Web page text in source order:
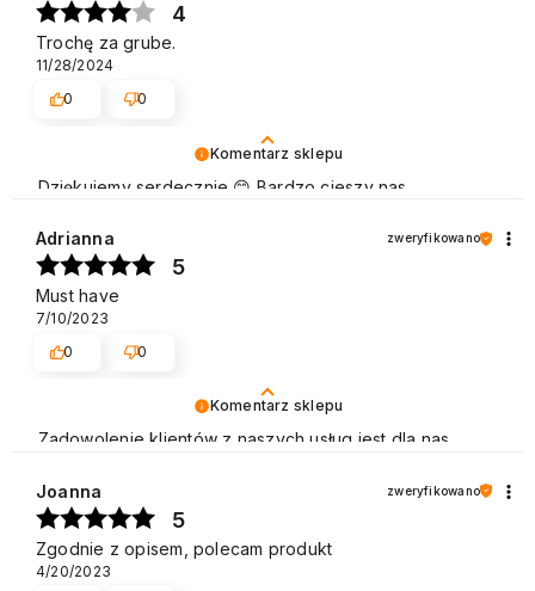
Komentarz sklepu
Dziękujemy serdecznie 😊 Bardzo cieszy nas
Pozdrawiamy
4
Trochę za grube.
11/28/2024
0
0
Komentarz sklepu
Zadowolenie klientów z naszych usług jest dla nas
właśnie było. Pozdrawiamy
Adrianna zweryfikowano
5
Must have
7/10/2023
0
0
Joanna zweryfikowano
5
Zgodnie z opisem, polecam produkt
4/20/2023